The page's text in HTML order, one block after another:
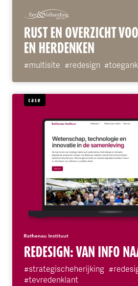
RUST EN OVERZICHT
EN HERDENKEN
#multisite #redesign
case
REDESIGN: VAN INFO
#strategischeherijking
#tevredenklant